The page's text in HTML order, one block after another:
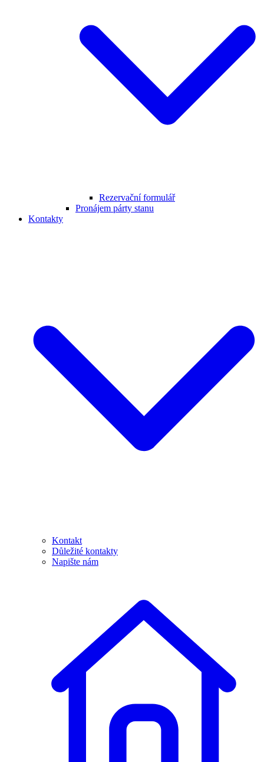
Rezervační formulář
Pronájem párty stanu
Kontakty
Kontakt
Důležité kontakty
Napište nám